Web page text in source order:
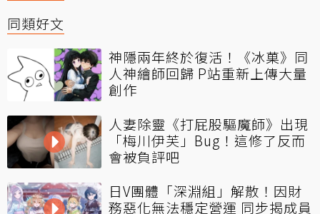
同類好文
神隱兩年終於復活！《冰菓》同
人神繪師回歸 P站重新上傳大量
創作
人妻除靈《打屁股驅魔師》出現
「梅川伊芙」Bug！這修了反而
會被負評吧
日V團體「深淵組」解散！因財
務惡化無法穩定營運 同步揭成員